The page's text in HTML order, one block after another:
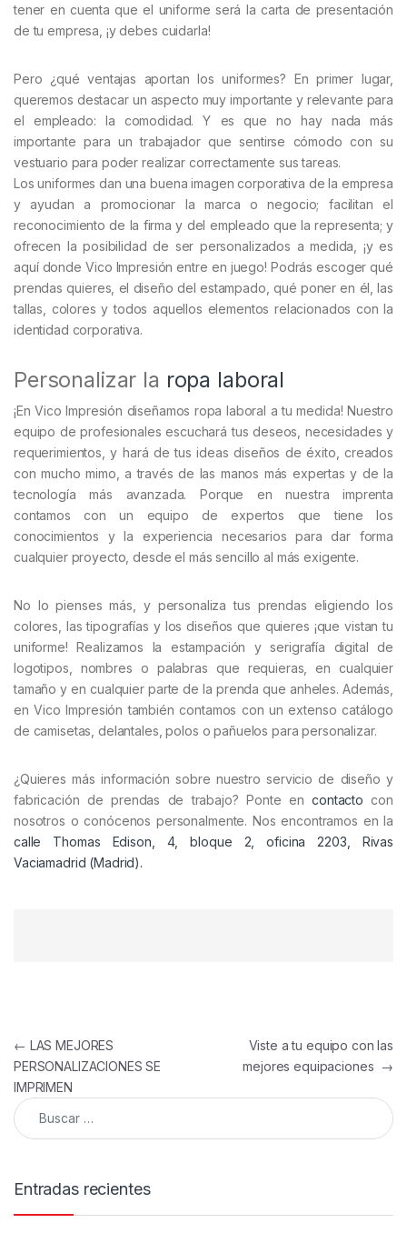
tener en cuenta que el uniforme será la carta de presentación
de tu empresa, ¡y debes cuidarla!
Pero ¿qué ventajas aportan los uniformes? En primer lugar,
queremos destacar un aspecto muy importante y relevante para
el empleado: la comodidad. Y es que no hay nada más
importante para un trabajador que sentirse cómodo con su
vestuario para poder realizar correctamente sus tareas.
Los uniformes dan una buena imagen corporativa de la empresa
y ayudan a promocionar la marca o negocio; facilitan el
reconocimiento de la firma y del empleado que la representa; y
ofrecen la posibilidad de ser personalizados a medida, ¡y es
aquí donde Vico Impresión entre en juego! Podrás escoger qué
prendas quieres, el diseño del estampado, qué poner en él, las
tallas, colores y todos aquellos elementos relacionados con la
identidad corporativa.
Personalizar la ropa laboral
¡En Vico Impresión diseñamos ropa laboral a tu medida! Nuestro
equipo de profesionales escuchará tus deseos, necesidades y
requerimientos, y hará de tus ideas diseños de éxito, creados
con mucho mimo, a través de las manos más expertas y de la
tecnología más avanzada. Porque en nuestra imprenta
contamos con un equipo de expertos que tiene los
conocimientos y la experiencia necesarios para dar forma
cualquier proyecto, desde el más sencillo al más exigente.
No lo pienses más, y personaliza tus prendas eligiendo los
colores, las tipografías y los diseños que quieres ¡que vistan tu
uniforme! Realizamos la estampación y serigrafía digital de
logotipos, nombres o palabras que requieras, en cualquier
tamaño y en cualquier parte de la prenda que anheles. Además,
en Vico Impresión también contamos con un extenso catálogo
de camisetas, delantales, polos o pañuelos para personalizar.
¿Quieres más información sobre nuestro servicio de diseño y
fabricación de prendas de trabajo? Ponte encontacto con
nosotros o conócenos personalmente. Nos encontramos en la
calle Thomas Edison, 4, bloque 2, oficina 2203, Rivas
Vaciamadrid (Madrid).
Navegación de entradas
← LAS MEJORES
PERSONALIZACIONES SE
IMPRIMEN
Viste a tu equipo con las
mejores equipaciones →
Buscar:
Entradas recientes